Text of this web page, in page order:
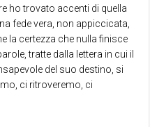
ho trovato accenti di quella
fede vera, non appiccicata,
la certezza che nulla finisce
tratte dalla lettera in cui il
del suo destino, si
ci ritroveremo, ci